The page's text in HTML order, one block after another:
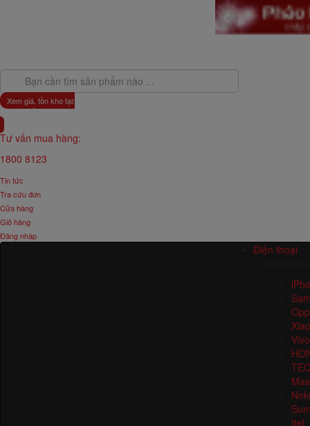
Xem giá, tồn kho tại:
Toàn Quốc
Tư vấn mua hàng:
1800 8123
Tin tức
Tra cứu đơn
Cửa hàng
Giỏ hàng
Đăng nhập
Điện thoại
Vivo
Itel